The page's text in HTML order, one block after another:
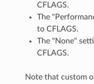
CFLAGS.
The
to CFLAGS.
The "None"
CFLAGS.
Note that custom